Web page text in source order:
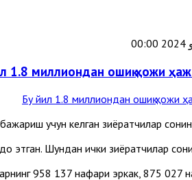
1.8 миллиондан ошиқ ҳожи
учун келган зиёратчилар сонини